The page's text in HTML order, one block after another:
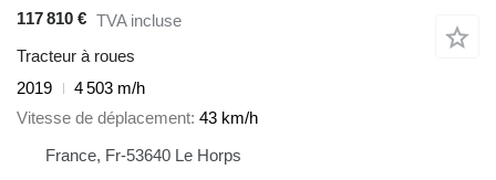
117 810 € TVA incluse
Tracteur à roues
2019
4 503 m/h
Vitesse de déplacement 43 km/h
France, Fr-53640 Le Horps